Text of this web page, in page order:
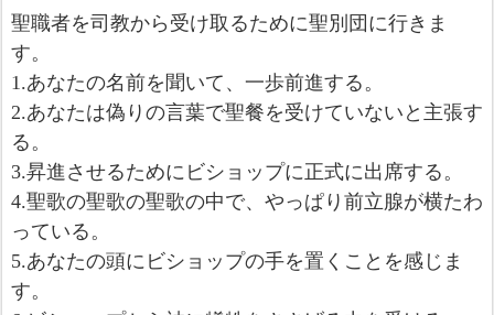
聖職者を司教から受け取るために聖別団に行きま
す。
1.あなたの名前を聞いて、一歩前進する。
2.あなたは偽りの言葉で聖餐を受けていないと主張す
る。
3.昇進させるためにビショップに正式に出席する。
4.聖歌の聖歌の聖歌の中で、やっぱり前立腺が横たわ
っている。
5.あなたの頭にビショップの手を置くことを感じま
す。